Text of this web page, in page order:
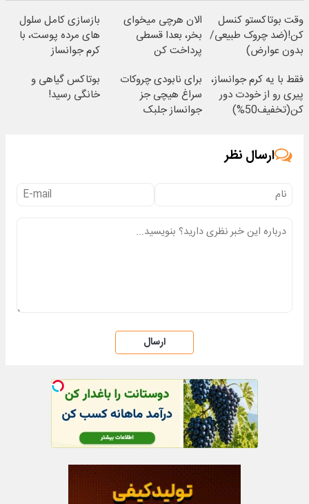
وقت بوتاکستو کنسل
کن!(ضد چروک طبیعی/
بدون عوارض)
الان هرچی میخوای
بخر، بعدا قسطی
پرداخت کن
بازسازی کامل سلول
های مرده پوست، با
کرم جوانساز
فقط با یه کرم جوانساز،
پیری رو از خودت دور
کن(تخفیف50%)
برای نابودی چروکات
سراغ هیچی جز
جوانساز جلبک
بوتاکس گیاهی و
خانگی رسید!
ارسال نظر
ارسال